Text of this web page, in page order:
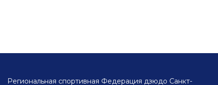
Региональная спортивная Федерация дзюдо Санкт-